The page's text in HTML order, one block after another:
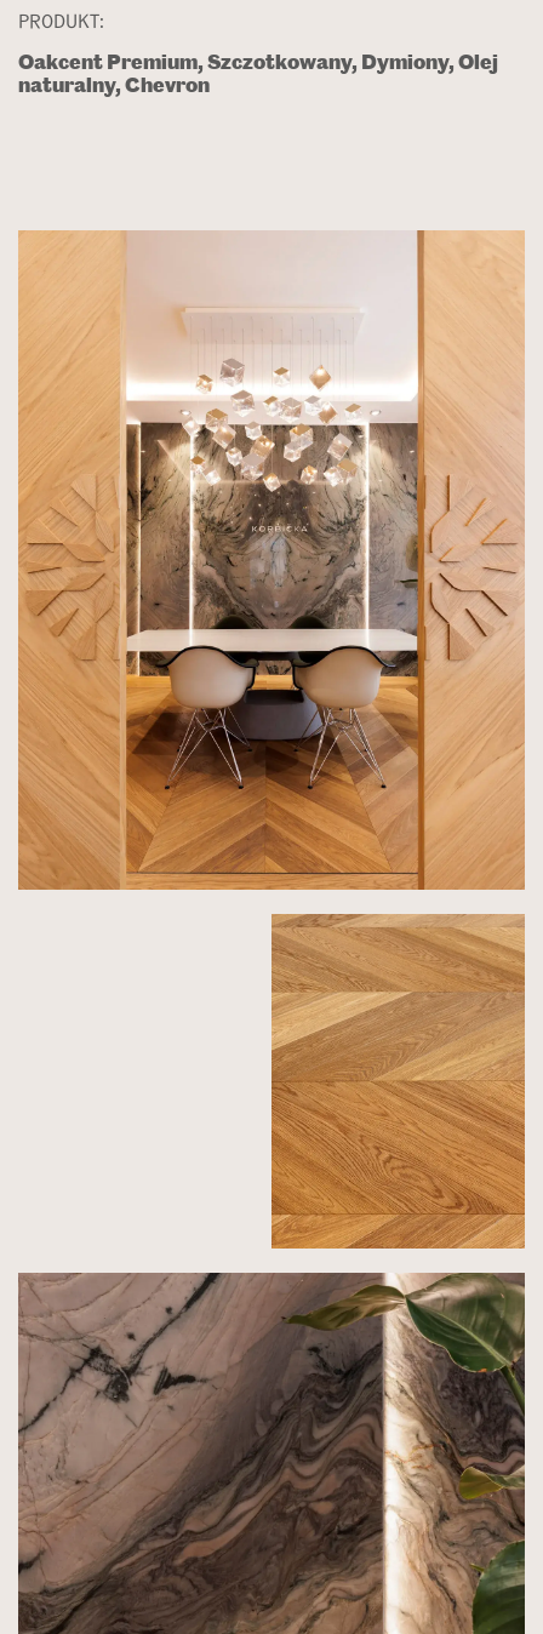
PRODUKT:
Oakcent Premium, Szczotkowany, Dymiony, Olej
naturalny, Chevron